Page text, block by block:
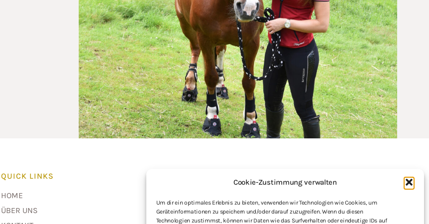
Cookie-Zustimmung verwalten
Um dir ein optimales Erlebnis zu bieten, verwenden wir Technologien wie Cookies, um
Geräteinformationen zu speichern und/oder darauf zuzugreifen. Wenn du diesen
Technologien zustimmst, können wir Daten wie das Surfverhalten oder eindeutige IDs auf
QUICK LINKS
HOME
ÜBER UNS
Phone: +49 7763 9188266